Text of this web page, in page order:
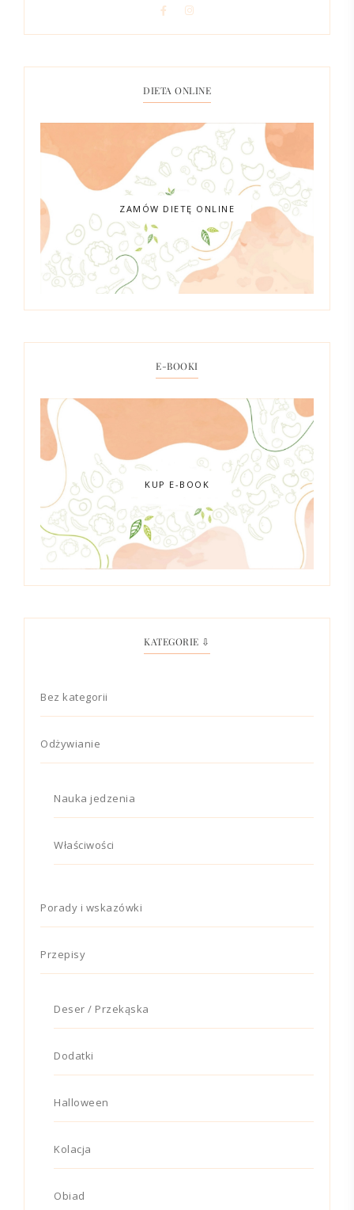
DIETA ONLINE
ZAMÓW DIETĘ ONLINE
E-BOOKI
KUP E-BOOK
KATEGORIE ⇩
Bez kategorii
Odżywianie
Nauka jedzenia
Właściwości
Porady i wskazówki
Przepisy
Deser / Przekąska
Dodatki
Halloween
Kolacja
Obiad